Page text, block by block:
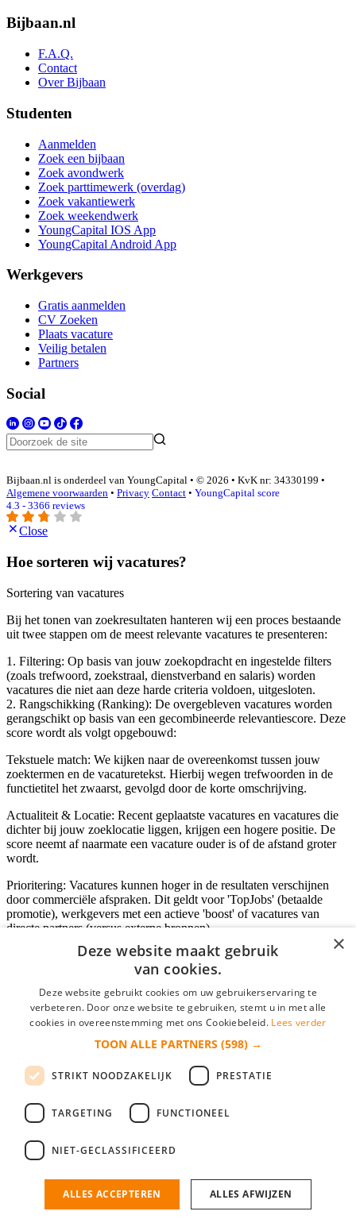
Bijbaan.nl
F.A.Q.
Contact
Over Bijbaan
Studenten
Aanmelden
Zoek een bijbaan
Zoek avondwerk
Zoek parttimewerk (overdag)
Zoek vakantiewerk
Zoek weekendwerk
YoungCapital IOS App
YoungCapital Android App
Werkgevers
Gratis aanmelden
CV Zoeken
Plaats vacature
Veilig betalen
Partners
Social
Bijbaan.nl is onderdeel van YoungCapital • © 2026 • KvK nr: 34330199 •
Algemene voorwaarden • Privacy Contact • YoungCapital score
4.3 - 3366 reviews
Close
Hoe sorteren wij vacatures?
Sortering van vacatures
Bij het tonen van zoekresultaten hanteren wij een proces bestaande
uit twee stappen om de meest relevante vacatures te presenteren:
1. Filtering: Op basis van jouw zoekopdracht en ingestelde filters
(zoals trefwoord, zoekstraal, dienstverband en salaris) worden
vacatures die niet aan deze harde criteria voldoen, uitgesloten.
2. Rangschikking (Ranking): De overgebleven vacatures worden
gerangschikt op basis van een gecombineerde relevantiescore. Deze
score wordt als volgt opgebouwd:
Tekstuele match: We kijken naar de overeenkomst tussen jouw
zoektermen en de vacaturetekst. Hierbij wegen trefwoorden in de
functietitel het zwaarst, gevolgd door de korte omschrijving.
Actualiteit & Locatie: Recent geplaatste vacatures en vacatures die
dichter bij jouw zoeklocatie liggen, krijgen een hogere positie. De
score neemt af naarmate een vacature ouder is of de afstand groter
wordt.
Prioritering: Vacatures kunnen hoger in de resultaten verschijnen
door commerciële afspraken. Dit geldt voor 'TopJobs' (betaalde
promotie), werkgevers met een actieve 'boost' of vacatures van
directe partners (versus externe bronnen).
Inloggen als bedrijf
*
login gegevens onthouden
login
Bedrijf aanmelden
nieuwe collega/werknemer zo gevonden!
×
Deze website maakt gebruik
van cookies.
Deze website gebruikt cookies om uw gebruikerservaring te
verbeteren. Door onze website te gebruiken, stemt u in met alle
cookies in overeenstemming met ons Cookiebeleid. Lees verder
TOON ALLE PARTNERS (598) →
STRIKT NOODZAKELIJK PRESTATIE
TARGETING FUNCTIONEEL
NIET-GECLASSIFICEERD
ALLES ACCEPTEREN ALLES AFWIJZEN